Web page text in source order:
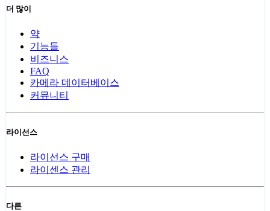
더 많이
약
기능들
비즈니스
FAQ
카메라 데이터베이스
커뮤니티
라이선스
라이선스 구매
라이센스 관리
다른